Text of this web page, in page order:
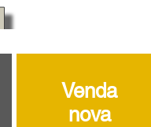
Venda
nova